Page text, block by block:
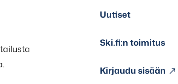
Uutiset
Ski.fi:n toimitus
Kirjaudu sisään